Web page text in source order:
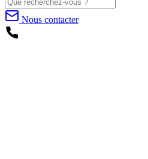
Nous contacter